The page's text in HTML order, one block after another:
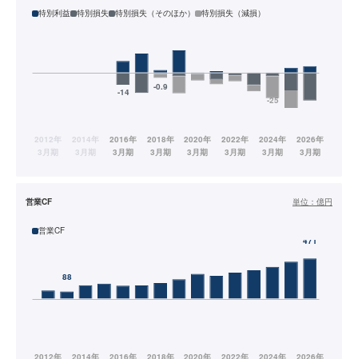
特別利益 特別損失 特別損失（そのほか） 特別損失（減損）
営業CF 単位： 億円
営業CF